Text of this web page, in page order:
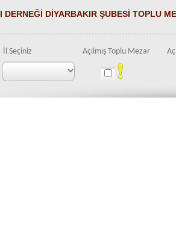
DERNEĞİ DİYARBAKIR ŞUBESİ TOPLU
İl Seçiniz Açılmış Toplu Mezar